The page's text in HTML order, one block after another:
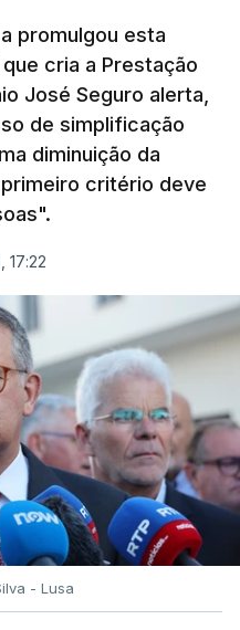
promulgou esta
cria a Prestação
José Seguro alerta,
de simplificação
diminuição da
critério deve
17:22
- Lusa